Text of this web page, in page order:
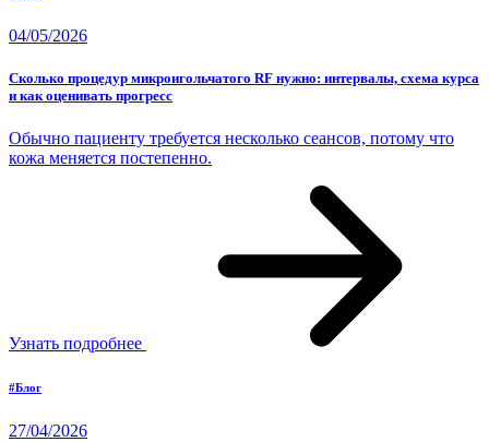
04/05/2026
Сколько процедур микроигольчатого RF нужно: интервалы, схема курса
и как оценивать прогресс
Обычно пациенту требуется несколько сеансов, потому что
кожа меняется постепенно.
Узнать подробнее
#Блог
27/04/2026